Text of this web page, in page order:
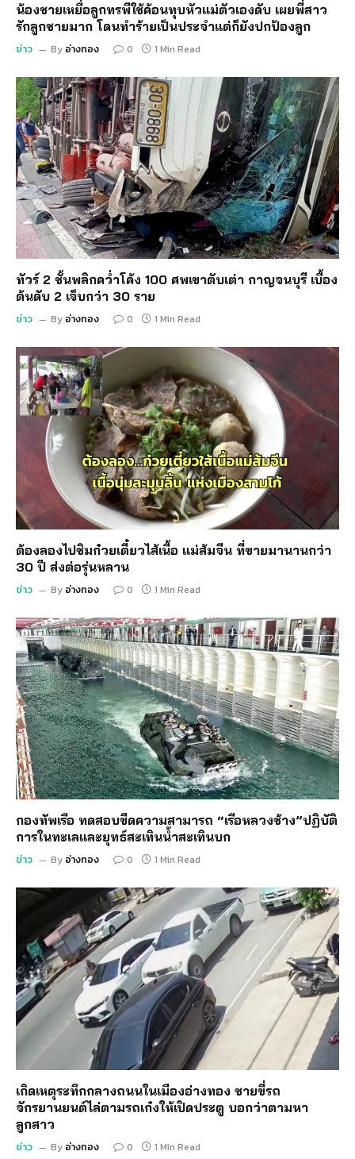
น้องชายเหยื่อลูกทรพีใช้ค้อนทุบหัวแม่ตัวเองดับ เผยพี่สาว
รักลูกชายมาก โดนทำร้ายเป็นประจำแต่ก็ยังปกป้องลูก
ข่าว By อ่างทอง 0 1 Min Read
ทัวร์ 2 ชั้นพลิกคว่ำโค้ง 100 ศพเขาตับเต่า กาญจนบุรี เบื้อง
ต้นดับ 2 เจ็บกว่า 30 ราย
ข่าว By อ่างทอง 0 1 Min Read
ต้องลองไปชิมก๋วยเตี๋ยวไส้เนื้อ แม่ส้มจีน ที่ขายมานานกว่า
30 ปี ส่งต่อรุ่นหลาน
ข่าว By อ่างทอง 0 1 Min Read
กองทัพเรือ ทดสอบขีดความสามารถ “เรือหลวงช้าง”ปฏิบัติ
การในทะเลและยุทธ์สะเทินน้ำสะเทินบก
ข่าว By อ่างทอง 0 1 Min Read
เกิดเหตุระทึกกลางถนนในเมืองอ่างทอง ชายขี่รถ
จักรยานยนต์ไล่ตามรถเก๋งให้เปิดประตู บอกว่าตามหา
ลูกสาว
ข่าว By อ่างทอง 0 1 Min Read